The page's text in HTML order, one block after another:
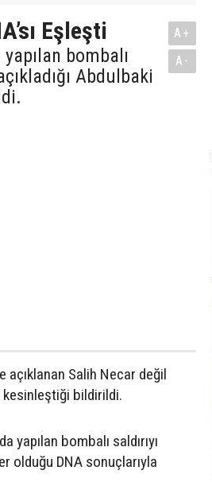
Eşleşti
bombalı
Abdulbaki
A+
A-
açıklanan Salih Necar değil
kesinleştiği bildirildi.
yapılan bombalı saldırıyı
olduğu DNA sonuçlarıyla